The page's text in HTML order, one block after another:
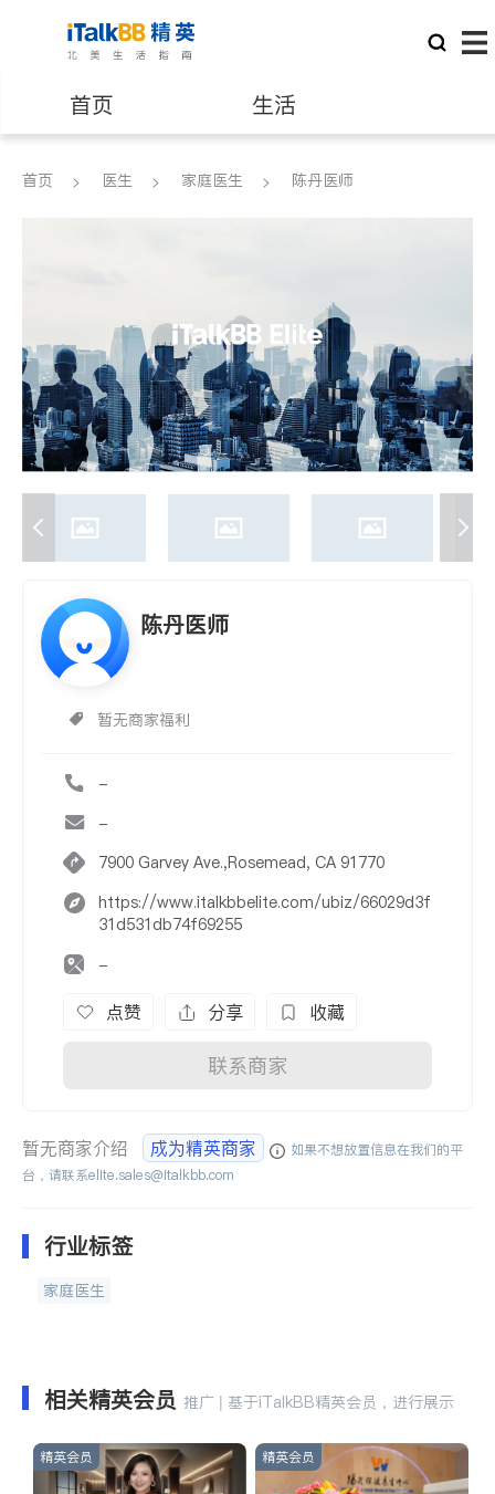
首页 生活
医生 律师
养老 非盈利组织
首页 医生 家庭医生 陈丹医师
陈丹医师
暂无商家福利
-
-
7900 Garvey Ave.,Rosemead, CA 91770
https://www.italkbbelite.com/ubiz/66029d3f
31d531db74f69255
-
点赞 分享 收藏
联系商家
暂无商家介绍 成为精英商家
如果不想放置信息在我们的平
台，请联系elite.sales@italkbb.com
行业标签
家庭医生
相关精英会员 推广 | 基于iTalkBB精英会员，进行展示
精英会员 精英会员